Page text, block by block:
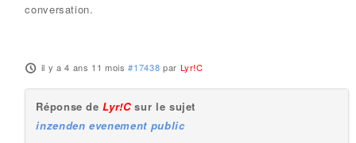
conversation.
il y a 4 ans 11 mois #17438 par Lyr!C
Réponse deLyr!Csur le sujet
inzenden evenement public